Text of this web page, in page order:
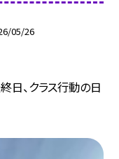
05/26
日、クラス行動の日